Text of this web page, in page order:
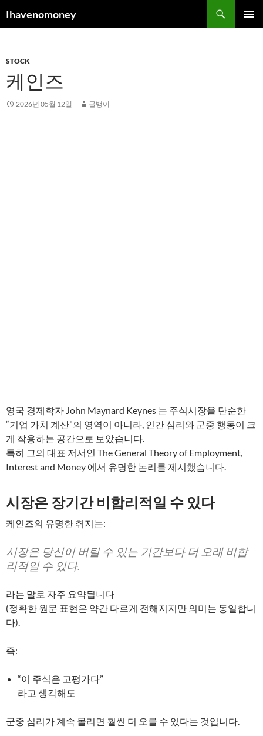
텐
건
너
뛰
기
Ihavenomoney
색
STOCK
케인즈
2026년 05월 12일 골뱅이
영국 경제학자 John Maynard Keynes 는 주식시장을 단순한
“기업 가치 계산”의 영역이 아니라, 인간 심리와 군중 행동이 크
게 작용하는 공간으로 보았습니다.
특히 그의 대표 저서인 The General Theory of Employment,
Interest and Money 에서 유명한 논리를 제시했습니다.
시장은 장기간 비합리적일 수 있다
케인즈의 유명한 취지는:
시장은 당신이 버틸 수 있는 기간보다 더 오래 비합
리적일 수 있다.
라는 말로 자주 요약됩니다
(정확한 원문 표현은 약간 다르게 전해지지만 의미는 동일합니
다).
즉:
“이 주식은 고평가다”
라고 생각해도
군중 심리가 계속 몰리면 훨씬 더 오를 수 있다는 것입니다.